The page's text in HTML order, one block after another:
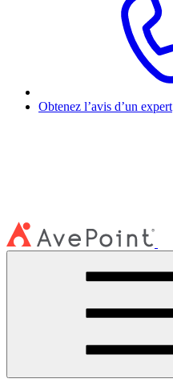
Obtenez l’avis d’un expert